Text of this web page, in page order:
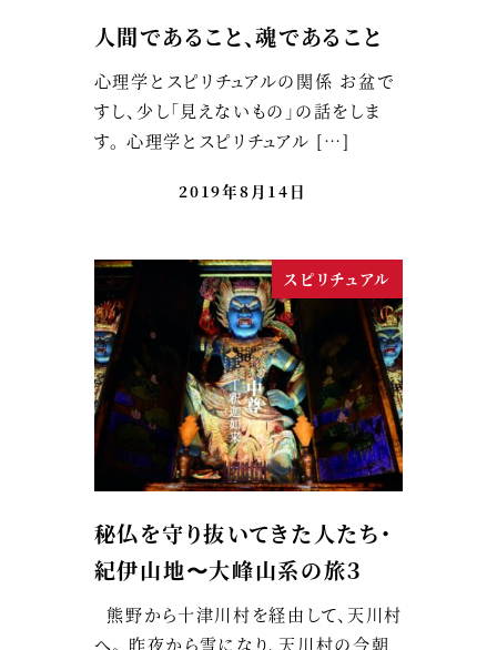
人間であること、魂であること
心理学とスピリチュアルの関係 お盆で
すし、少し「見えないもの」の話をしま
す。 心理学とスピリチュアル […]
2019年8月14日
スピリチュアル
秘仏を守り抜いてきた人たち・
紀伊山地〜大峰山系の旅３
熊野から十津川村を経由して、天川村
へ。 昨夜から雪になり、天川村の今朝